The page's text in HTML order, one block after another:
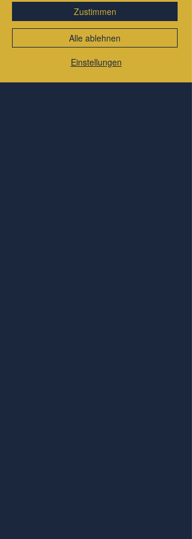
Anleitung funktioniert
überraschend gut. Der
Kommentar verfassen...
Einstellungen
Alle ablehnen
Zustimmen